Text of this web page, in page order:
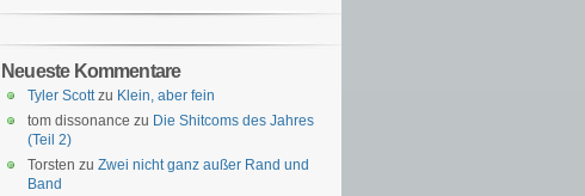
Neueste Kommentare
Tyler Scottzu Klein, aber fein
tom dissonance zu Die Shitcoms des Jahres
(Teil 2)
Torsten zu Zwei nicht ganz außer Rand und
Band